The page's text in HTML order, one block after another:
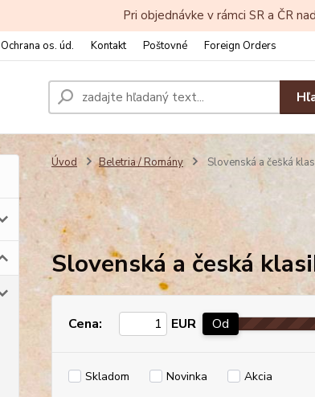
Pri objednávke v rámci SR a ČR
Ochrana os. úd. Kontakt Poštovné Foreign Orders
Úvod Beletria / Romány Slovenská a česká
Slovenská a česká
Cena: EUR Od
Skladom Novinka Akcia